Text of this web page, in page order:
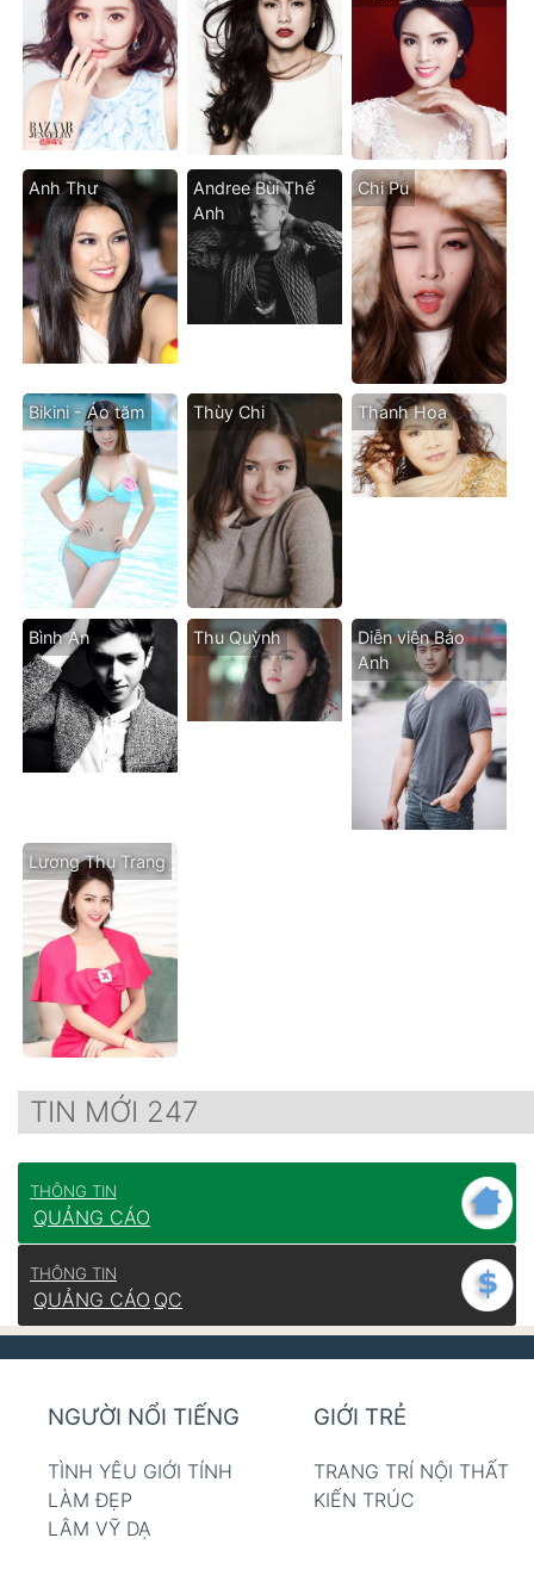
Anh Thư
Andree Bùi Thế
Anh
Chi Pu
Bikini - Áo tăm Thùy Chi Thanh Hoa
Bình An Thu Quỳnh
Diễn viên Bảo
Anh
Lương Thu Trang
TIN MỚI 247
THÔNG TIN
QUẢNG CÁO
THÔNG TIN
QUẢNG CÁO QC
NGƯỜI NỔI TIẾNG
TÌNH YÊU GIỚI TÍNH
LÀM ĐẸP
LÂM VỸ DẠ
GIỚI TRẺ
TRANG TRÍ NỘI THẤT
KIẾN TRÚC